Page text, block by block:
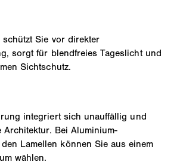
Sie vor direkter
sorgt für blendfreies Tageslicht und
Sichtschutz.
integriert sich unauffällig und
Bei Aluminium-
Lamellen können Sie aus einem
wählen.